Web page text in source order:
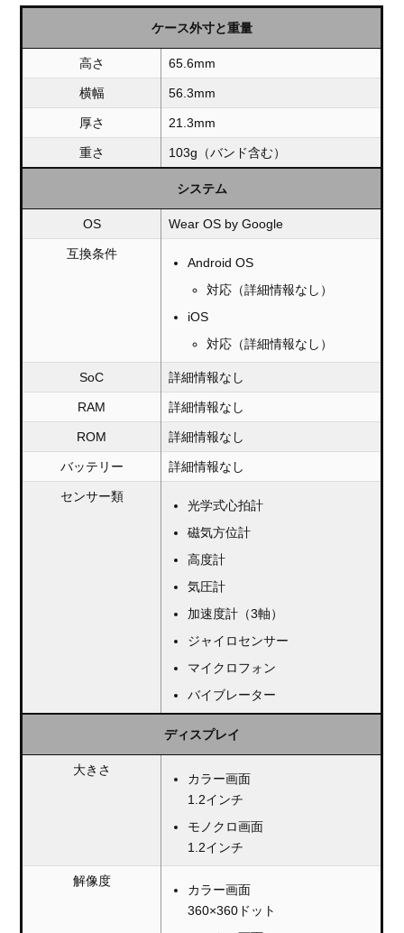
ケース外寸と重量
高さ 65.6mm
横幅 56.3mm
厚さ 21.3mm
重さ 103g（バンド含む）
システム
OS Wear OS by Google
互換条件
Android OS
対応（詳細情報なし）
iOS
対応（詳細情報なし）
SoC 詳細情報なし
RAM 詳細情報なし
ROM 詳細情報なし
バッテリー 詳細情報なし
センサー類
光学式心拍計
磁気方位計
高度計
気圧計
加速度計（3軸）
ジャイロセンサー
マイクロフォン
バイブレーター
ディスプレイ
大きさ
カラー画面
1.2インチ
モノクロ画面
1.2インチ
解像度
カラー画面
360×360ドット